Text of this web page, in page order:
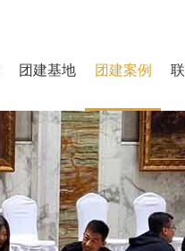
团建基地 团建案例